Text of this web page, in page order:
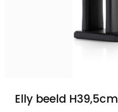
Elly beeld H39,5cm